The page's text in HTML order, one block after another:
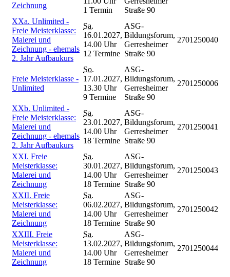
Zeichnung
1 Termin
Straße 90
XXa. Unlimited -
Freie Meisterklasse:
Malerei und
Zeichnung - ehemals
2. Jahr Aufbaukurs
Sa.
16.01.2027,
14.00 Uhr
12 Termine
ASG-
Bildungsforum,
Gerresheimer
Straße 90
2701250040
Freie Meisterklasse -
Unlimited
So.
17.01.2027,
13.30 Uhr
9 Termine
ASG-
Bildungsforum,
Gerresheimer
Straße 90
2701250006
XXb. Unlimited -
Freie Meisterklasse:
Malerei und
Zeichnung - ehemals
2. Jahr Aufbaukurs
Sa.
23.01.2027,
14.00 Uhr
18 Termine
ASG-
Bildungsforum,
Gerresheimer
Straße 90
2701250041
XXI. Freie
Meisterklasse:
Malerei und
Zeichnung
Sa.
30.01.2027,
14.00 Uhr
18 Termine
ASG-
Bildungsforum,
Gerresheimer
Straße 90
2701250043
XXII. Freie
Meisterklasse:
Malerei und
Zeichnung
Sa.
06.02.2027,
14.00 Uhr
18 Termine
ASG-
Bildungsforum,
Gerresheimer
Straße 90
2701250042
XXIII. Freie
Meisterklasse:
Malerei und
Zeichnung
Sa.
13.02.2027,
14.00 Uhr
18 Termine
ASG-
Bildungsforum,
Gerresheimer
Straße 90
2701250044